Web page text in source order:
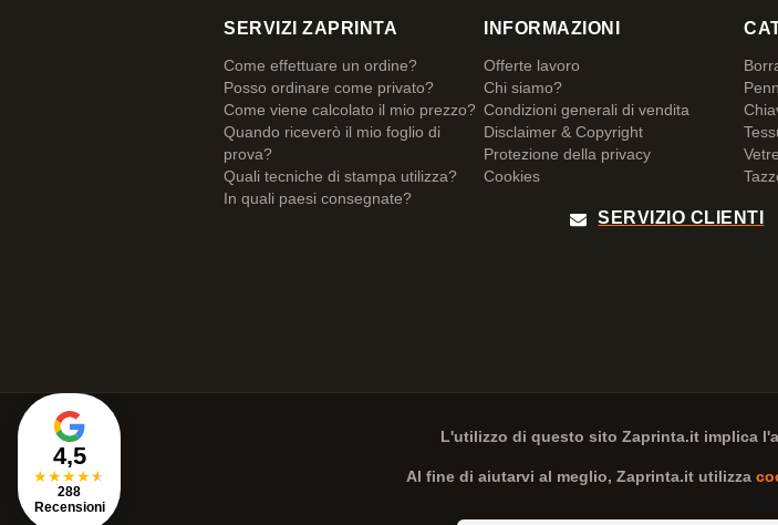
4,5
★★★★★
288
Recensioni
SERVIZI ZAPRINTA
Come effettuare un ordine?
Posso ordinare come privato?
Come viene calcolato il mio prezzo?
Quando riceverò il mio foglio di
prova?
Quali tecniche di stampa utilizza?
In quali paesi consegnate?
INFORMAZIONI
Offerte lavoro
Chi siamo?
Condizioni generali di vendita
Disclaimer & Copyright
Protezione della privacy
Cookies
SERVIZIO CLIENTI
L'utilizzo di questo sito Zaprinta.itimplica
Al fine di aiutarvi al meglio, Zaprinta.itutilizza